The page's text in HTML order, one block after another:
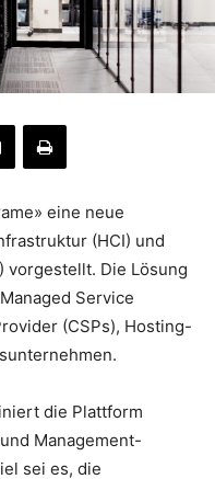
eine neue
(HCI) und
vorgestellt. Die Lösung
Service
(CSPs), Hosting-
die Plattform
Management-
sei es, die